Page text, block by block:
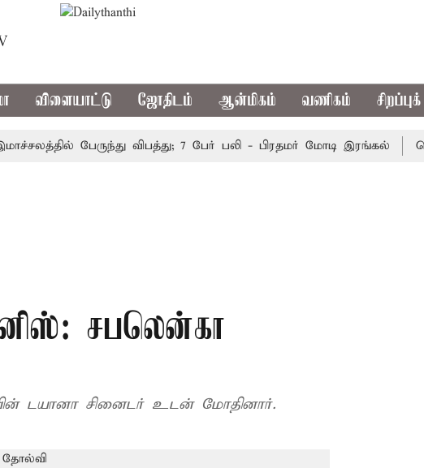
விளையாட்டு ஜோதிடம் ஆன்மிகம் வணிகம்
பேருந்து விபத்து; 7 பேர் பலி - பிரதமர் மோடி இரங்கல்
சபலென்கா
டயானா சினைடர் உடன் மோதினார்.